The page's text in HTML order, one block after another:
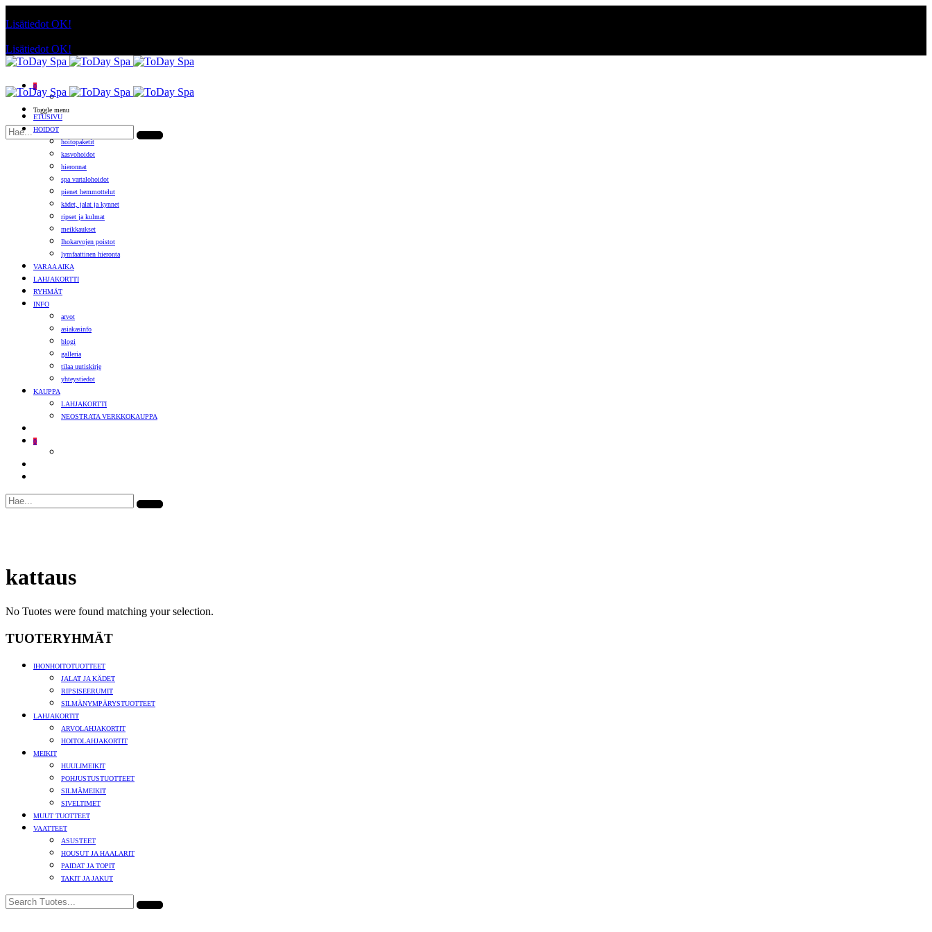
Lisätiedot OK!
Lisätiedot OK!
0
Toggle menu
ETUSIVU
HOIDOT
hoitopaketit
kasvohoidot
hieronnat
spa vartalohoidot
pienet hemmottelut
kädet, jalat ja kynnet
ripset ja kulmat
meikkaukset
Ihokarvojen poistot
lymfaattinen hieronta
VARAA AIKA
LAHJAKORTTI
RYHMÄT
INFO
arvot
asiakasinfo
blogi
galleria
tilaa uutiskirje
yhteystiedot
KAUPPA
LAHJAKORTTI
NEOSTRATA VERKKOKAUPPA
0
kattaus
No Tuotes were found matching your selection.
TUOTERYHMÄT
IHONHOITOTUOTTEET
JALAT JA KÄDET
RIPSISEERUMIT
SILMÄNYMPÄRYSTUOTTEET
LAHJAKORTIT
ARVOLAHJAKORTIT
HOITOLAHJAKORTIT
MEIKIT
HUULIMEIKIT
POHJUSTUSTUOTTEET
SILMÄMEIKIT
SIVELTIMET
MUUT TUOTTEET
VAATTEET
ASUSTEET
HOUSUT JA HAALARIT
PAIDAT JA TOPIT
TAKIT JA JAKUT